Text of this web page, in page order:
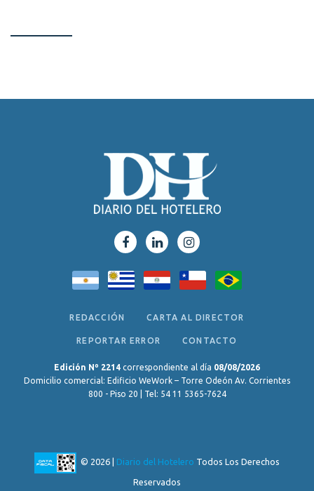
REDACCIÓN CARTA AL DIRECTOR
REPORTAR ERROR CONTACTO
Edición Nº 2214 correspondiente al día 08/08/2026
Domicilio comercial: Edificio WeWork – Torre Odeón Av. Corrientes
800 - Piso 20 | Tel: 54 11 5365-7624
© 2026 | Diario del Hotelero Todos Los Derechos
Reservados